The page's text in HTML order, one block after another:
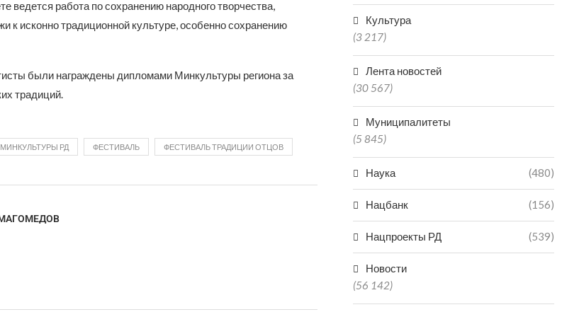
ведется работа по сохранению народного творчества,
к исконно традиционной культуре, особенно сохранению
были награждены дипломами Минкультуры региона за
традиций.
МИНКУЛЬТУРЫ РД ФЕСТИВАЛЬ ФЕСТИВАЛЬ ТРАДИЦИИ ОТЦОВ
Культура
(3 217)
Лента новостей
(30 567)
Муниципалитеты
(5 845)
Наука (480)
Нацбанк (156)
Нацпроекты РД (539)
Новости
(56 142)